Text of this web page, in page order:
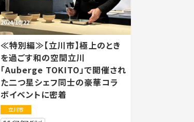
2024/10/22
≪特別編≫【立川市】極上のとき
を過ごす和の空間立川
「Auberge TOKITO」で開催され
た二つ星シェフ同士の豪華コラ
ボイベントに密着
立川市